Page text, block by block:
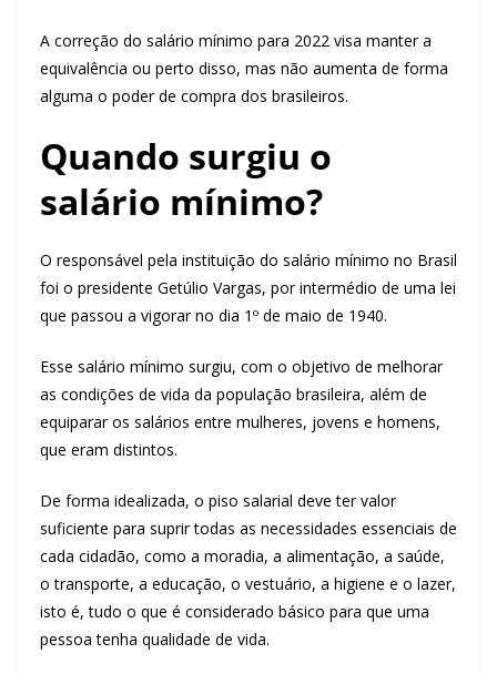
A correção do salário mínimo para 2022 visa manter a
equivalência ou perto disso, mas não aumenta de forma
alguma o poder de compra dos brasileiros.
Quando surgiu o
salário mínimo?
O responsável pela instituição do salário mínimo no Brasil
foi o presidente Getúlio Vargas, por intermédio de uma lei
que passou a vigorar no dia 1º de maio de 1940.
Esse salário mínimo surgiu, com o objetivo de melhorar
as condições de vida da população brasileira, além de
equiparar os salários entre mulheres, jovens e homens,
que eram distintos.
De forma idealizada, o piso salarial deve ter valor
suficiente para suprir todas as necessidades essenciais de
cada cidadão, como a moradia, a alimentação, a saúde,
o transporte, a educação, o vestuário, a higiene e o lazer,
isto é, tudo o que é considerado básico para que uma
pessoa tenha qualidade de vida.